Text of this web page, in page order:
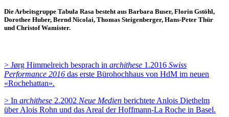
Die Arbeitsgruppe Tabula Rasa besteht aus Barbara Buser, Florin Gstöhl,
Dorothee Huber, Bernd Nicolai, Thomas Steigenberger, Hans-Peter Thür
und Christof Wamister.
> Jørg Himmelreich besprach in archithese 1.2016 Swiss
Performance 2016 das erste Bürohochhaus von HdM im neuen
«Rochehattan».
> In archithese 2.2002 Neue Medien berichtete Anlois Diethelm
über Alois Rohn und das Areal der Hoffmann-La Roche in Basel.